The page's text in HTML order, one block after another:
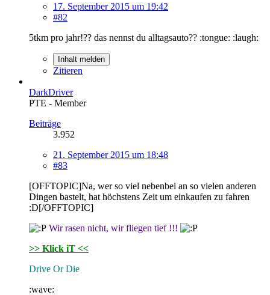
17. September 2015 um 19:42
#82
5tkm pro jahr!?? das nennst du alltagsauto?? :tongue: :laugh:
Inhalt melden
Zitieren
DarkDriver
PTE - Member
Beiträge
3.952
21. September 2015 um 18:48
#83
[OFFTOPIC]Na, wer so viel nebenbei an so vielen anderen
Dingen bastelt, hat höchstens Zeit um einkaufen zu fahren
:D[/OFFTOPIC]
Wir rasen nicht, wir fliegen tief !!!
>> Klick iT <<
Drive Or Die
:wave: